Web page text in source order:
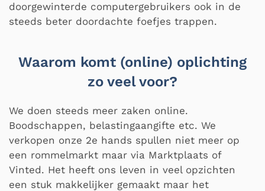
doorgewinterde computergebruikers ook in de
steeds beter doordachte foefjes trappen.
Waarom komt (online) oplichting
zo veel voor?
We doen steeds meer zaken online.
Boodschappen, belastingaangifte etc. We
verkopen onze 2e hands spullen niet meer op
een rommelmarkt maar via Marktplaats of
Vinted. Het heeft ons leven in veel opzichten
een stuk makkelijker gemaakt maar het